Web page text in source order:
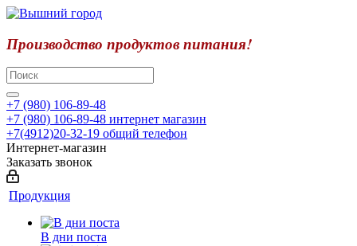
Производство продуктов питания!
+7 (980) 106-89-48
+7 (980) 106-89-48 интернет магазин
+7(4912)20-32-19 общий телефон
Интернет-магазин
Заказать звонок
Продукция
В дни поста